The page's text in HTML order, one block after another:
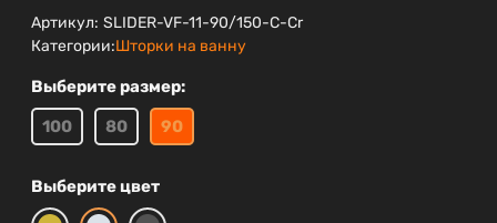
Артикул: SLIDER-VF-11-90/150-C-Cr
Категории:Шторки на ванну
Выберите размер:
100
80 90
Выберите цвет